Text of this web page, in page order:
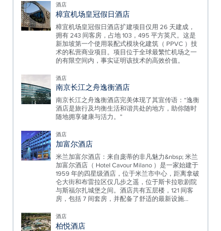
酒店
樟宜机场皇冠假日酒店
樟宜机场皇冠假日酒店扩建项目仅用 26 天建成，
拥有 243 间客房，占地 103，495 平方英尺。这是
新加坡第一个使用装配式模块化建筑（ PPVC ）技
术的私营商业项目。项目位于全球最繁忙机场之一
的有限空间内，事实证明该技术的高效价值。
酒店
南京长江之舟逸衡酒店
南京长江之舟逸衡酒店完美体现了其宣传语：“逸衡
酒店是旅行及均衡生活和谐共处的地方，助你随时
随地拥享健康与活力。”
酒店
加富尔酒店
米兰加富尔酒店：来自庞蒂的非凡魅力&nbsp; 米兰
加富尔酒店（ Hotel Cavour Milano ）是一家始建于
1959 年的四星级酒店，位于米兰市中心，距离拿破
仑大街和布雷拉区仅几步之遥，位于斯卡拉歌剧院
与斯福尔扎城堡之间。酒店共有五层楼，121 间客
房，包括 7 间套房，并配备了舒适的最新设施...
酒店
柏悦酒店